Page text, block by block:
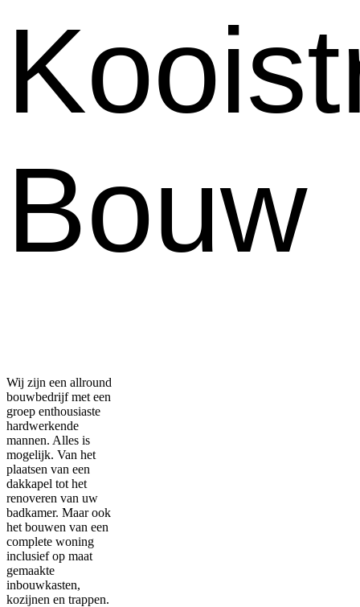
Bouw
Wij zijn een allround
bouwbedrijf met een
groep enthousiaste
hardwerkende
mannen. Alles is
mogelijk. Van het
plaatsen van een
dakkapel tot het
renoveren van uw
badkamer. Maar ook
het bouwen van een
complete woning
inclusief op maat
gemaakte
inbouwkasten,
kozijnen en trappen.